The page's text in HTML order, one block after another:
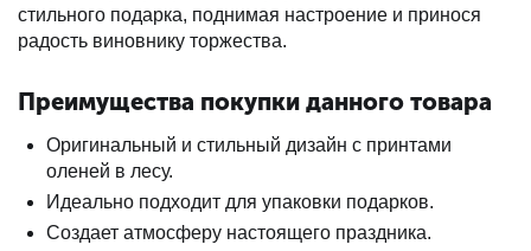
стильного подарка, поднимая настроение и принося
радость виновнику торжества.
Преимущества покупки данного товара
Оригинальный и стильный дизайн с принтами
оленей в лесу.
Идеально подходит для упаковки подарков.
Создает атмосферу настоящего праздника.